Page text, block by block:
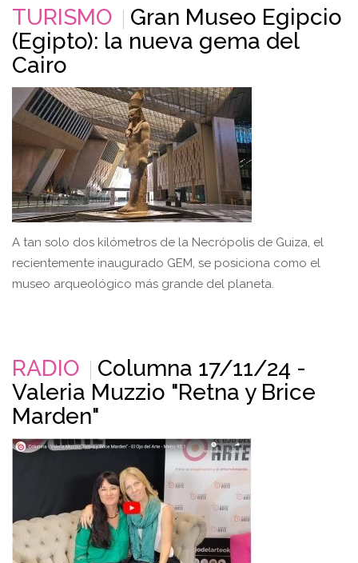
TURISMO
Gran Museo Egipcio
(Egipto): la nueva gema del
Cairo
A tan solo dos kilómetros de la Necrópolis de Guiza, el
recientemente inaugurado GEM, se posiciona como el
museo arqueológico más grande del planeta.
RADIO
Columna 17/11/24 -
Valeria Muzzio "Retna y Brice
Marden"